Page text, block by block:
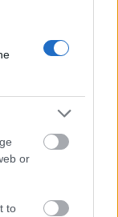
or
to
református
indult be a